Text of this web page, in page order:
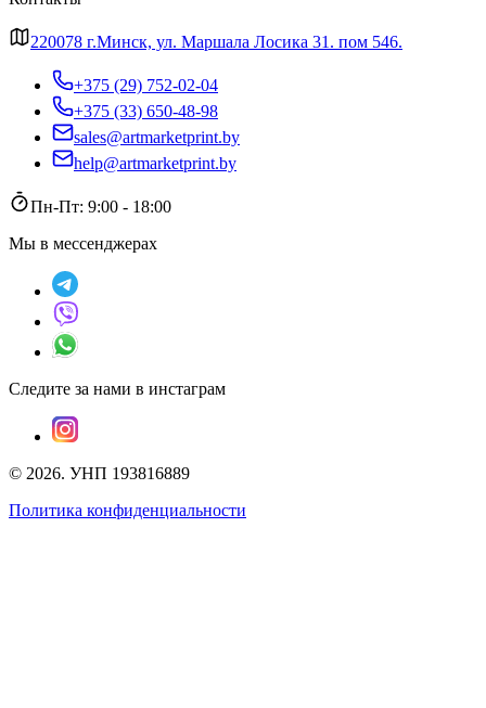
220078 г.Минск, ул. Маршала Лосика 31. пом 546.
+375 (29) 752-02-04
+375 (33) 650-48-98
sales@artmarketprint.by
help@artmarketprint.by
Пн-Пт: 9:00 - 18:00
Мы в мессенджерах
Следите за нами в инстаграм
© 2026. УНП 193816889
Политика конфиденциальности